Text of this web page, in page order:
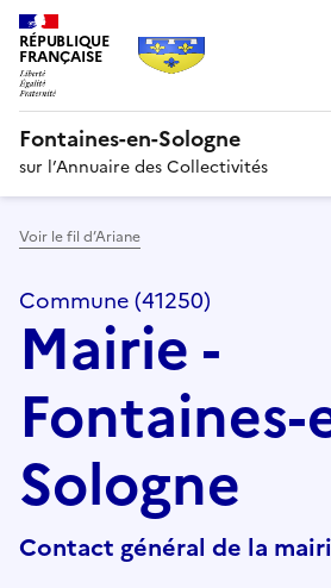
RÉPUBLIQUE
FRANÇAISE
Fontaines-en-Sologne
sur l’Annuaire des Collectivités
Voir le fil d’Ariane
Commune (41250)
Mairie -
Fontaines-
Sologne
Contact général de la